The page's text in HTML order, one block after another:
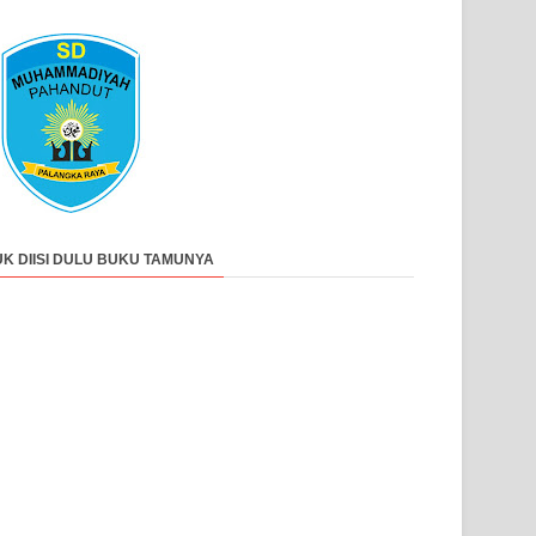
DIISI DULU BUKU TAMUNYA